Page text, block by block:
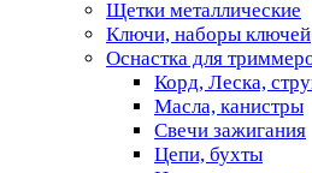
Щетки металлические
Ключи, наборы ключей
Оснастка для
Корд, Леска,
Масла, канистры
Свечи зажигания
Цепи, бухты